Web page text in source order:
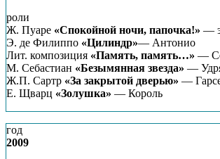
роли
Ж. Пуаре «Спокойной ночи, папочка!» —
Э. де Филиппо «Цилиндр»— Антонио
Лит. композиция «Память, память…» —
М. Себастиан «Безымянная звезда» —
Ж.П. Сартр «За закрытой дверью» —
Е. Щварц «Золушка» — Король
год
2009